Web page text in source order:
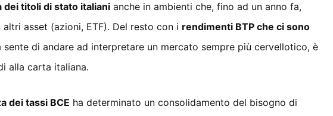
dei titoli di stato italiani anche in ambienti che, fino ad un anno fa,
asset (azioni, ETF). Del resto con i rendimenti BTP che ci sono
sente di andare ad interpretare un mercato sempre più cervellotico, è
alla carta italiana.
dei tassi BCE ha determinato un consolidamento del bisogno di